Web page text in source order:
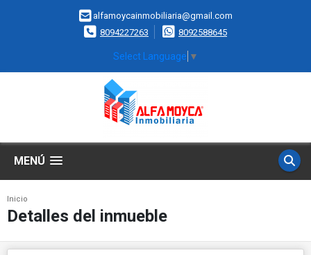
alfamoycainmobiliaria@gmail.com
8094227263
8092588645
Select Language ▼
MENÚ
Inicio
Detalles del inmueble